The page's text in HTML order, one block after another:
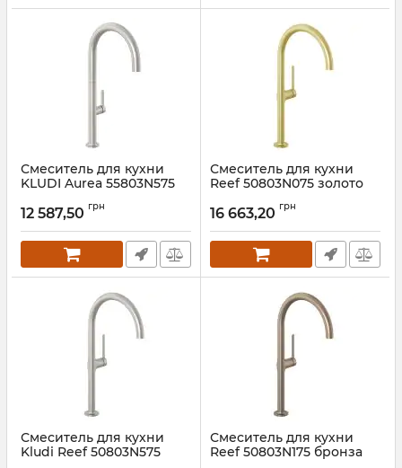
Смеситель для кухни
KLUDI Aurea 55803N575
12 587,50 грн
Смеситель для кухни
Reef 50803N075 золото
Артикул:50803N075
16 663,20 грн
Смеситель для кухни
Kludi Reef 50803N575
Смеситель для кухни
Reef 50803N175 бронза